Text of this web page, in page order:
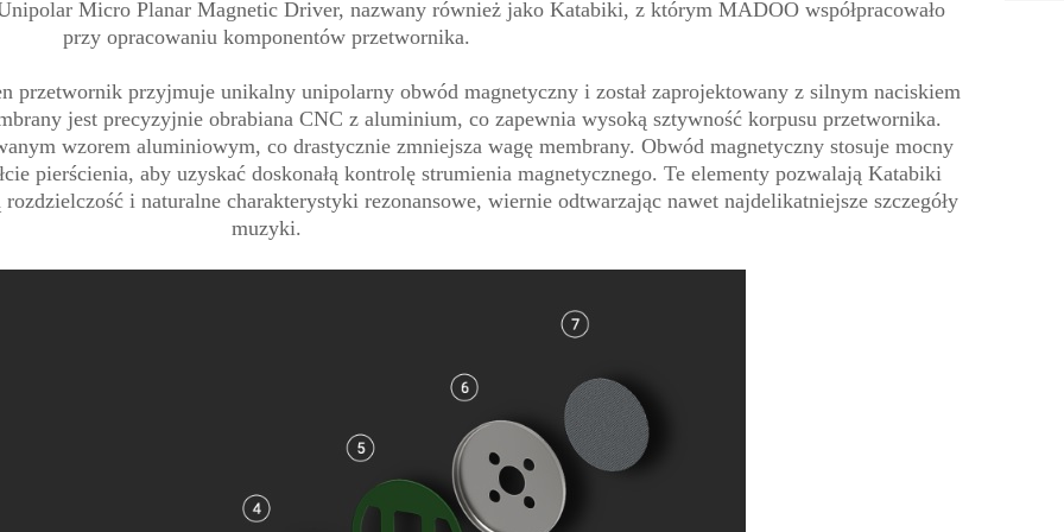
Micro Planar Magnetic Driver, nazwany również jako Katabiki, z którym MADOO współpracowało
przy opracowaniu komponentów przetwornika.
przetwornik przyjmuje unikalny unipolarny obwód magnetyczny i został zaprojektowany z silnym naciskiem
jest precyzyjnie obrabiana CNC z aluminium, co zapewnia wysoką sztywność korpusu przetwornika.
wzorem aluminiowym, co drastycznie zmniejsza wagę membrany. Obwód magnetyczny stosuje mocny
pierścienia, aby uzyskać doskonałą kontrolę strumienia magnetycznego. Te elementy pozwalają Katabiki
i naturalne charakterystyki rezonansowe, wiernie odtwarzając nawet najdelikatniejsze szczegóły
muzyki.